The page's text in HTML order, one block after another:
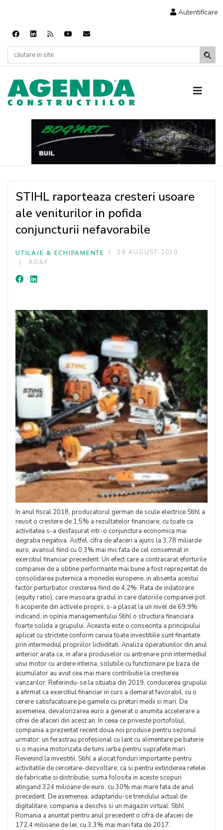
Autentificare
STIHL raporteaza cresteri usoare
ale veniturilor in pofida
conjuncturii nefavorabile
UTILAJE & ECHIPAMENTE
29 AUGUST 2019
AG&F
In anul fiscal 2018, producatorul german de scule electrice Stihl a
reusit o crestere de 1,5% a rezultatelor financiare, cu toate ca
activitatea s-a desfasurat intr-o conjunctura economica mai
degraba negativa. Astfel, cifra de afaceri a ajuns la 3,78 miliarde
euro, avansul fiind cu 0,3% mai mic fata de cel consemnat in
exercitiul financiar precedent. Un efect care a contracarat eforturile
companiei de a obtine performante mai bune a fost reprezentat de
consolidarea puternica a monedei europene, in absenta acestui
factor perturbator cresterea fiind de 4,2%. Rata de indatorare
(equity ratio), care masoara gradul in care datoriile companiei pot
fi acoperite din activele proprii, s-a plasat la un nivel de 69,9%
indicand, in opinia managementului Stihl o structura financiara
foarte solida a grupului. Aceasta este o consecinta a principiului
aplicat cu strictete conform caruia toate investitiile sunt finantate
prin intermediul propriilor lichiditati. Analiza operatiunilor din anul
anterior arata ca, in afara produselor cu antrenare prin intermediul
unui motor cu ardere interna, solutiile cu functionare pe baza de
acumulator au avut cea mai mare contributie la cresterea
vanzarilor. Referindu-se la situatia din 2019, conducerea grupului
a afirmat ca exercitiul financiar in curs a demarat favorabil, cu o
cerere satisfacatoare pe gamele cu preturi medii si mari. De
asemenea, devalorizarea euro a generat o anumita accelerare a
cifrei de afaceri din acest an. In ceea ce priveste portofoliul,
compania a prezentat recent doua noi produse pentru sezonul
urmator: un ferastrau profesional cu lant cu alimentare pe baterie
si o masina motorizata de tuns iarba pentru suprafete mari.
Revenind la investitii, Stihl a alocat fonduri importante pentru
activitatile de cercetare-dezvoltare, ca si pentru extinderea retelei
de fabricatie si distributie, suma folosita in aceste scopuri
atingand 324 milioane de euro, cu 30% mai mare fata de anul
precedent. De asemenea, adaptandu-se trendului actual de
digitalitare, compania a deschis si un magazin virtual. Stihl
Romania a anuntat pentru anul precedent o cifra de afaceri de
172,4 milioane de lei, cu 3,3% mai mari fata de 2017.